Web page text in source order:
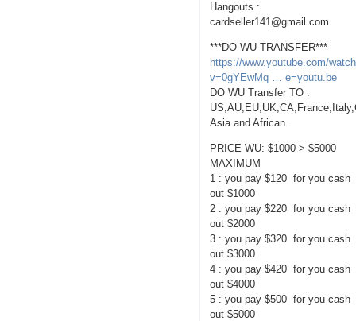
Hangouts :
cardseller141@gmail.com
***DO WU TRANSFER***
https://www.youtube.com/
v=0gYEwMq … e=youtu.be
DO WU Transfer TO :
Asia and African.
PRICE WU: $1000 > $5000
MAXIMUM
1 : you pay $120 for you cash
out $1000
2 : you pay $220 for you cash
out $2000
3 : you pay $320 for you cash
out $3000
4 : you pay $420 for you cash
out $4000
5 : you pay $500 for you cash
out $5000